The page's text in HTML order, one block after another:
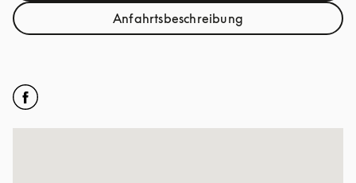
AnfahrtsbeschreibungLink Opens in New Tab
Click to open Facebook
Link Opens in New Tab